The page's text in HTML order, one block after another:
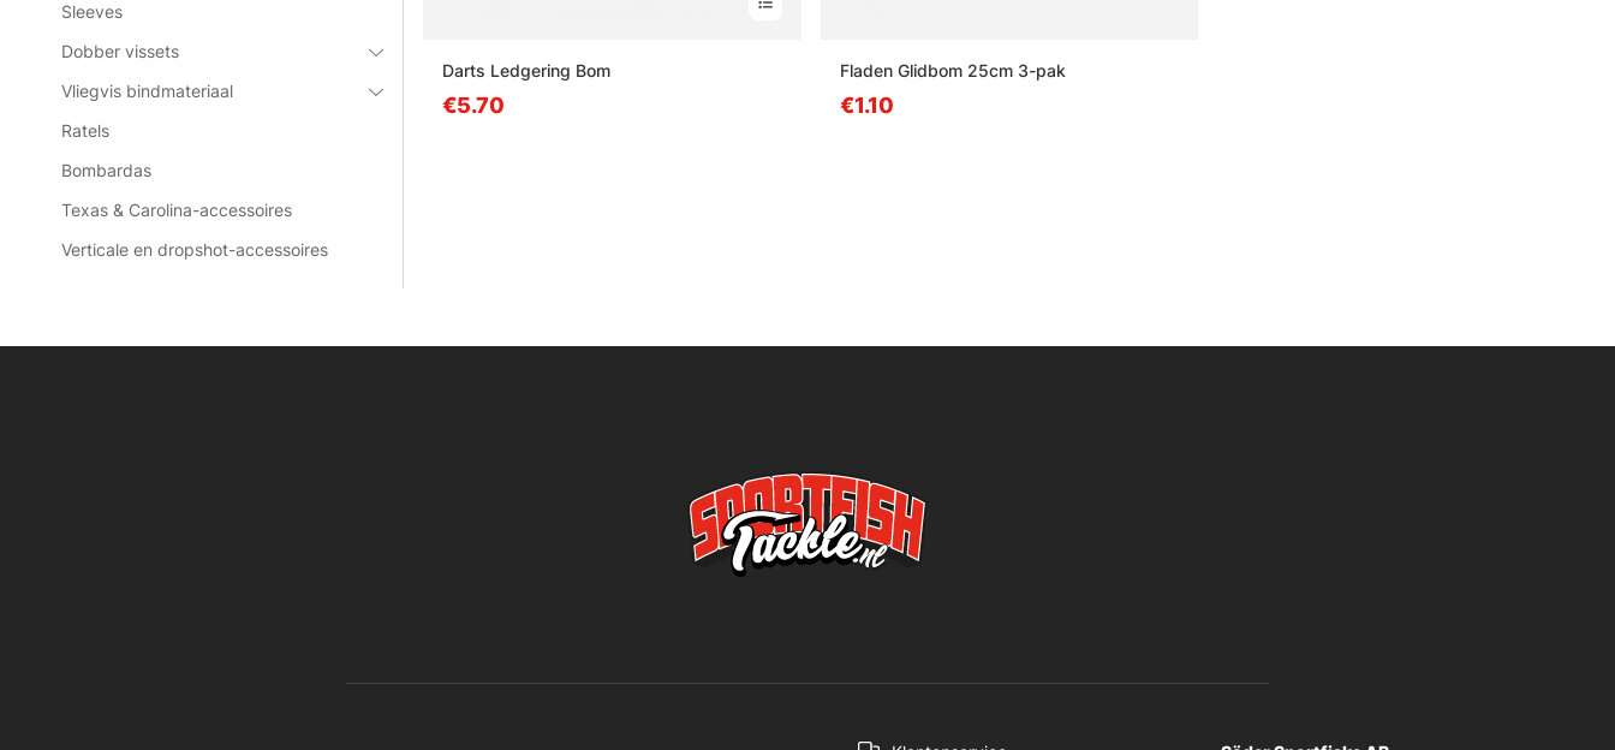
Sleeves
Dobber vissets
Vliegvis bindmateriaal
Ratels
Bombardas
Texas & Carolina-accessoires
Verticale en dropshot-accessoires
Darts Ledgering Bom
€5.70
Fladen Glidbom 25cm 3-pak
€1.10